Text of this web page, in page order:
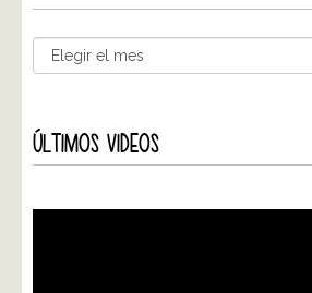
ÚLTIMOS VIDEOS